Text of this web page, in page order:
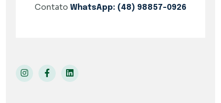
Contato WhatsApp: (48) 98857-0926